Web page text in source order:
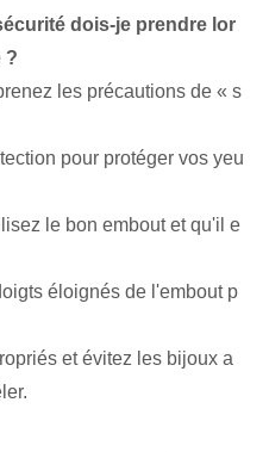
dois-je prendre lor
?
les précautions de « s
pour protéger vos yeu
le bon embout et qu'il e
éloignés de l'embout⁤ p
et évitez les bijoux a